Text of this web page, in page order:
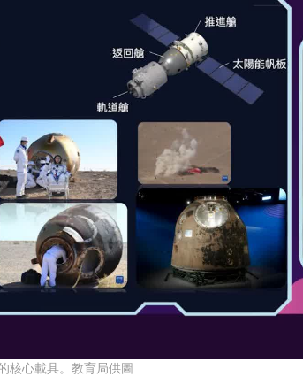
核心載具。教育局供圖